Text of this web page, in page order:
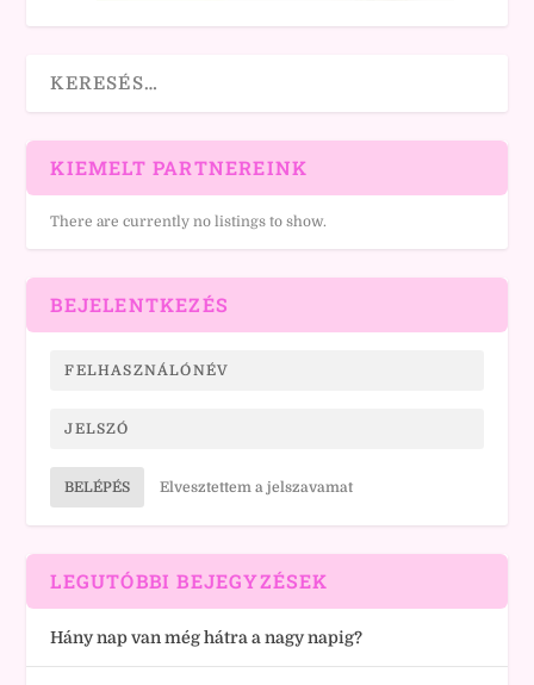
KIEMELT PARTNEREINK
There are currently no listings to show.
BEJELENTKEZÉS
BELÉPÉS Elvesztettem a jelszavamat
LEGUTÓBBI BEJEGYZÉSEK
Hány nap van még hátra a nagy napig?